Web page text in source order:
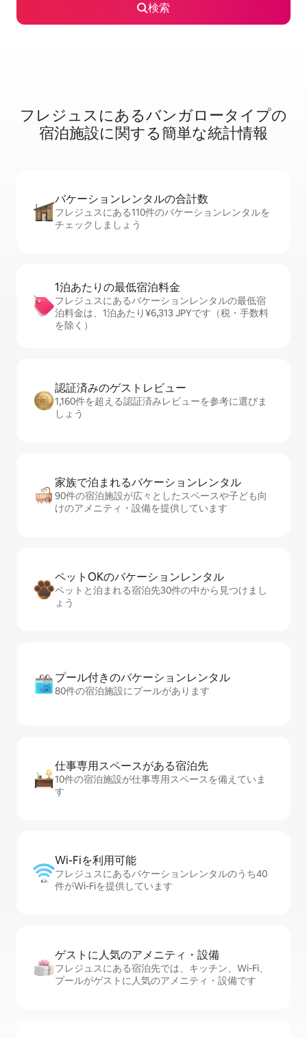
検索
フレジュスに⁠あ⁠るバ⁠ン⁠ガ⁠ロ⁠ー⁠タ⁠イ⁠プ⁠の
宿⁠泊⁠施⁠設⁠に関⁠す⁠る簡⁠単⁠な統⁠計⁠情⁠報
バケーションレ⁠ン⁠タ⁠ル⁠の合⁠計⁠数
フレジュスにある110件のバケーションレンタルを
チェックしましょう
1泊あたりの最⁠低⁠宿⁠泊⁠料⁠金
フレジュスにあるバケーションレンタルの最低宿
泊料金は、1泊あたり¥6,313 JPYです（税・手数料
を除く）
認証済みのゲ⁠ス⁠ト⁠レ⁠ビ⁠ュ⁠ー
1,160件を超える認証済みレビューを参考に選びま
しょう
家族で泊まれるバ⁠ケ⁠ー⁠シ⁠ョ⁠ンレ⁠ン⁠タ⁠ル
90件の宿泊施設が広々としたスペースや子ども向
けのアメニティ・設備を提供しています
ペットOKのバ⁠ケ⁠ー⁠シ⁠ョ⁠ンレ⁠ン⁠タ⁠ル
ペットと泊まれる宿泊先30件の中から見つけまし
ょう
プール付きのバ⁠ケ⁠ー⁠シ⁠ョ⁠ンレ⁠ン⁠タ⁠ル
80件の宿泊施設にプールがあります
仕事専用ス⁠ペ⁠ー⁠スがあ⁠る宿⁠泊⁠先
10件の宿泊施設が仕事専用スペースを備えていま
す
Wi-Fiを利⁠用⁠可⁠能
フレジュスにあるバケーションレンタルのうち40
件がWi-Fiを提供しています
ゲストに人⁠気⁠のア⁠メ⁠ニ⁠テ⁠ィ・設⁠備
フレジュスにある宿泊先では、キッチン、Wi-Fi、
プールがゲストに人気のアメニティ・設備です